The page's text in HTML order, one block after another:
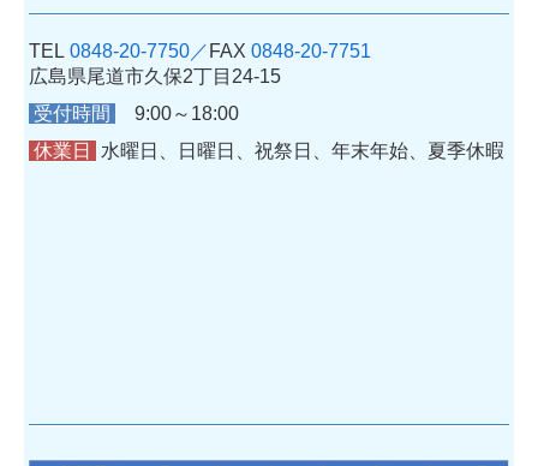
TEL0848-20-7750／ FAX0848-20-7751
広島県尾道市久保2丁目24-15
受付時間
9:00～18:00
休業日
水曜日、日曜日、祝祭日、年末年始、夏季休暇